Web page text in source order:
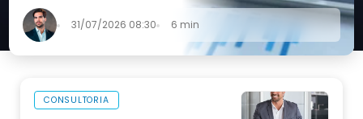
31/07/2026 08:30 6 min
CONSULTORIA